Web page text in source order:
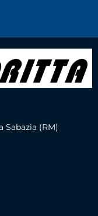
Sabazia (RM)